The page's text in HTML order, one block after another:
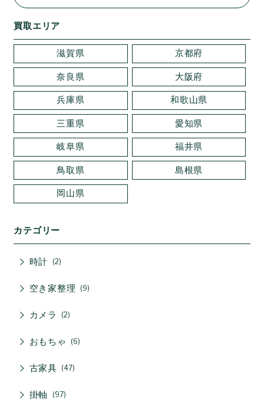
買取エリア
滋賀県 京都府
奈良県 大阪府
兵庫県 和歌山県
三重県 愛知県
岐阜県 福井県
鳥取県 島根県
岡山県
カテゴリー
時計 2
空き家整理 9
カメラ 2
おもちゃ 6
古家具 47
掛軸 97